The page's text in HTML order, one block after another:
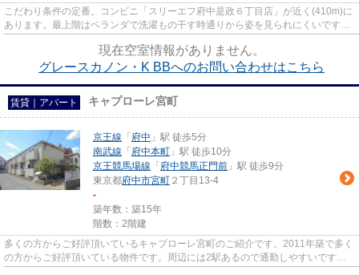
こだわり条件の定番。コンビニ「スリーエフ府中是政６丁目店」が近く(410m)に
あります。最上階はベランダで洗濯もの干す時通りから姿を見られにくいです。
現在空室情報がありません。
グレースカノン・K BBへのお問い合わせはこちら
賃貸｜アパート キャプローレ宮町
京王線 「 府中 」駅 徒歩5分
南武線 「 府中本町 」駅 徒歩10分
京王競馬場線 「 府中競馬正門前 」駅 徒歩9分
東京都府中市宮町 ２丁目13-4
-
築年数：築15年
階数：2階建
多くの方からご好評頂いているキャプローレ宮町のご紹介です。2011年築で多く
の方からご好評頂いている物件です。周辺には2駅あるので通勤しやすいです。